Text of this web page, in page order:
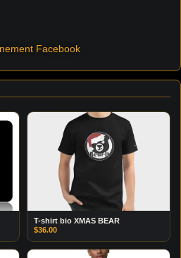
Facebook
T-shirt bio XMAS BEAR
$36.00